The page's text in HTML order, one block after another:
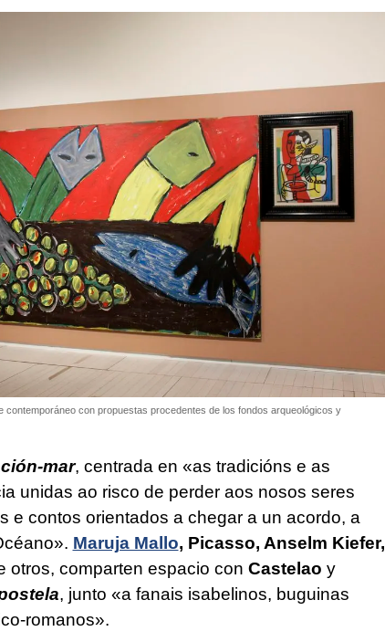
con propuestas procedentes de los fondos arqueológicos y
mar, centrada en «as tradicións e as
unidas ao risco de perder aos nosos seres
e contos orientados a chegar a un acordo, a
. Maruja Mallo, Picasso, Anselm Kiefer,
otros, comparten espacio con Castelao y
, junto «a fanais isabelinos, buguinas
romanos».